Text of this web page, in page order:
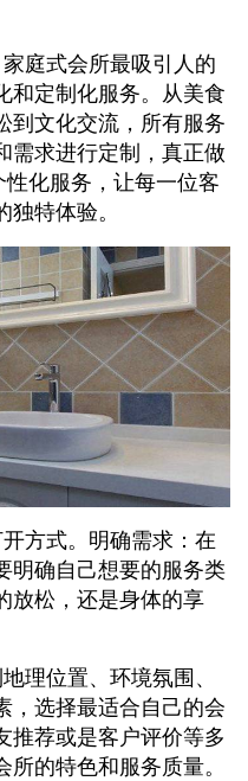
庭式会所最吸引人的
和定制化服务。从美食
到文化交流，所有服务
需求进行定制，真正做
性化服务，让每一位客
特体验。
方式。明确需求：在
明确自己想要的服务类
放松，还是身体的享
理位置、环境氛围、
，选择最适合自己的会
推荐或是客户评价等多
的特色和服务质量。